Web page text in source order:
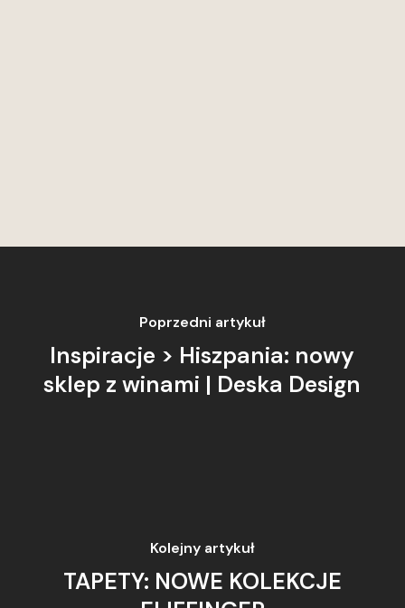
Poprzedni artykuł
Inspiracje > Hiszpania: nowy
sklep z winami | Deska Design
Kolejny artykuł
TAPETY: NOWE KOLEKCJE